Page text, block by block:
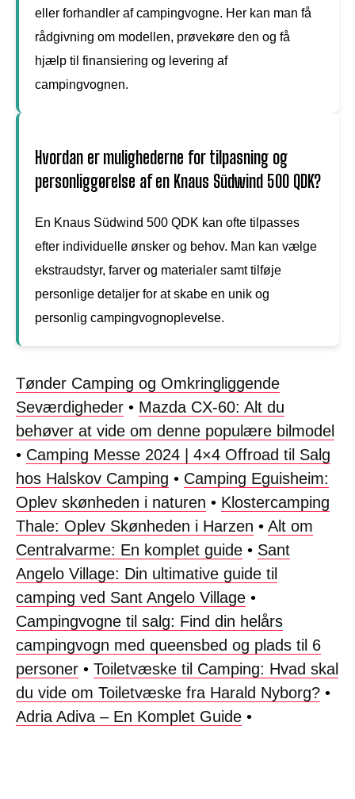
eller forhandler af campingvogne. Her kan man få
rådgivning om modellen, prøvekøre den og få
hjælp til finansiering og levering af
campingvognen.
Hvordan er mulighederne for tilpasning og
personliggørelse af en Knaus Südwind 500 QDK?
En Knaus Südwind 500 QDK kan ofte tilpasses
efter individuelle ønsker og behov. Man kan vælge
ekstraudstyr, farver og materialer samt tilføje
personlige detaljer for at skabe en unik og
personlig campingvognoplevelse.
Tønder Camping og Omkringliggende
Seværdigheder • Mazda CX-60: Alt du
behøver at vide om denne populære bilmodel
• Camping Messe 2024 | 4×4 Offroad til Salg
hos Halskov Camping • Camping Eguisheim:
Oplev skønheden i naturen • Klostercamping
Thale: Oplev Skønheden i Harzen • Alt om
Centralvarme: En komplet guide • Sant
Angelo Village: Din ultimative guide til
camping ved Sant Angelo Village •
Campingvogne til salg: Find din helårs
campingvogn med queensbed og plads til 6
personer • Toiletvæske til Camping: Hvad skal
du vide om Toiletvæske fra Harald Nyborg? •
Adria Adiva – En Komplet Guide •